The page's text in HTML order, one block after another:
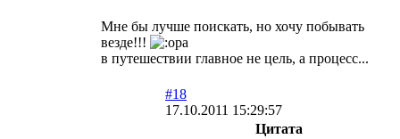
Мне бы лучше поискать, но хочу побывать
везде!!!
в путешествии главное не цель, а процесс...
#18
17.10.2011 15:29:57
Цитата